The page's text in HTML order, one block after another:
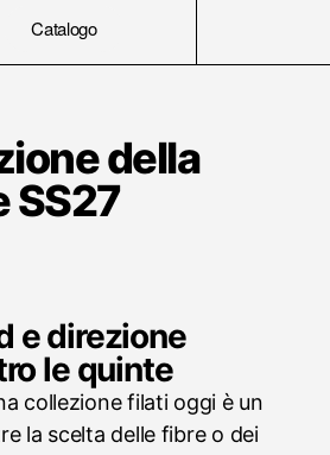
Catalogo
della
SS27
e direzione
le quinte
collezione filati oggi è un
la scelta delle fibre o dei